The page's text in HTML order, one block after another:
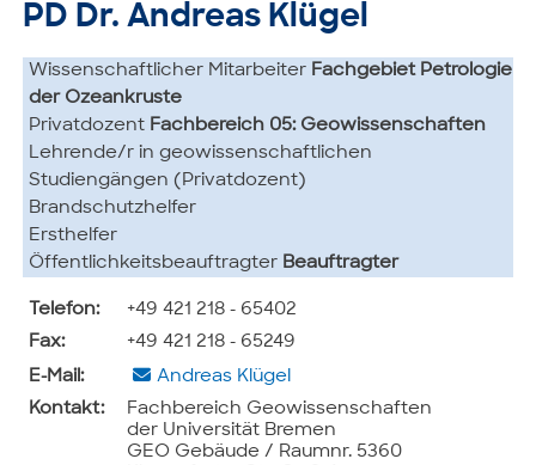
PD Dr. Andreas Klügel
Wissenschaftlicher Mitarbeiter Fachgebiet Petrologie
der Ozeankruste
Privatdozent Fachbereich 05: Geowissenschaften
Lehrende/r in geowissenschaftlichen
Studiengängen (Privatdozent)
Brandschutzhelfer
Ersthelfer
Öffentlichkeitsbeauftragter Beauftragter
Telefon:
+49 421 218 - 65402
Fax:
+49 421 218 - 65249
E-Mail:
Andreas Klügel
Kontakt:
Fachbereich Geowissenschaften
der Universität Bremen
GEO Gebäude / Raumnr. 5360